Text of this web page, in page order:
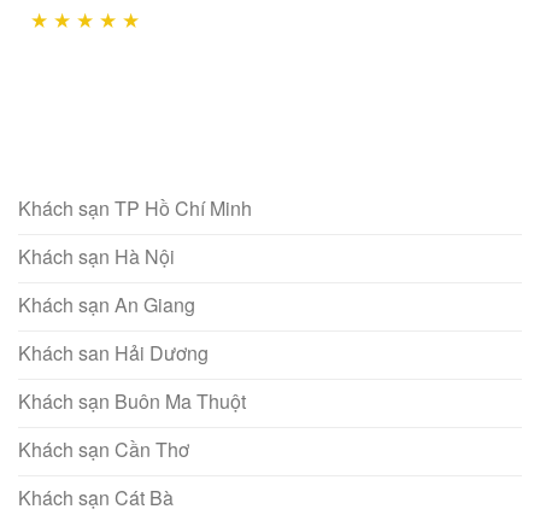
★ ★ ★ ★ ★
Khách sạn TP Hồ Chí Minh
Khách sạn Hà Nội
Khách sạn An Giang
Khách san Hải Dương
Khách sạn Buôn Ma Thuột
Khách sạn Cần Thơ
Khách sạn Cát Bà